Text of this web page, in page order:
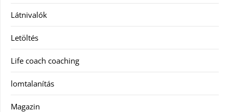
Látnivalók
Letöltés
Life coach coaching
lomtalanítás
Magazin